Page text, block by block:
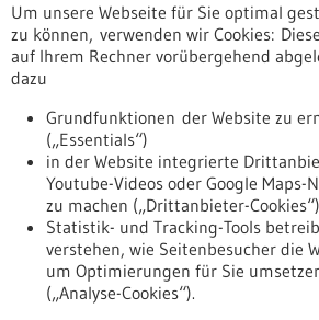
BIOPRO Baden-Württemberg
Partner - 21.02.2024
MEiK bringt die
Krankenhaus
„Medizinische
Kreislaufwirtschaft“ (MEiK) ist das
Konsortiums aus insgesamt fünf
Um unsere Webseite für Sie optimal
zu können, verwenden wir Cookies:
auf Ihrem Rechner vorübergehend
dazu
Grundfunktionen der Website zu
(„Essentials“)
in der Website integrierte
Youtube-Videos oder Google Maps-
zu machen („Drittanbieter-Cookies“)
Statistik- und Tracking-Tools
verstehen, wie Seitenbesucher die
um Optimierungen für Sie
(„Analyse-Cookies“).